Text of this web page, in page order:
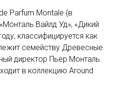
Parfum Montale (в
Вайлд Уд», «Дикий
классифицируется как
семейству Древесные.
директор Пьер Монталь.
в коллекцию Around